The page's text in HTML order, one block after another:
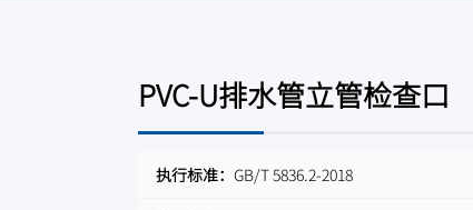
PVC-U排水管立管检查口
执行标准： GB/T 5836.2-2018